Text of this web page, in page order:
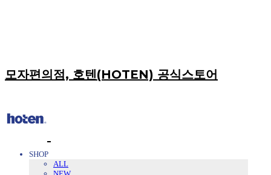
모자편의점, 호텐(HOTEN) 공식스토어
SHOP
ALL